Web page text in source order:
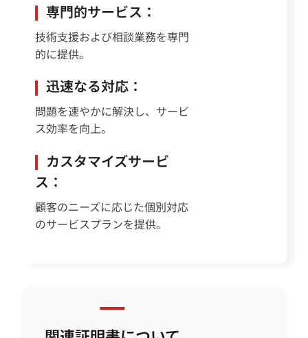
専門的サービス：
技術支援および相談業務を専門
的に提供。
迅速なる対応：
問題を速やかに解決し、サービ
ス効率を向上。
カスタマイズサービ
ス：
顧客のニーズに応じた個別対応
のサービスプランを提供。